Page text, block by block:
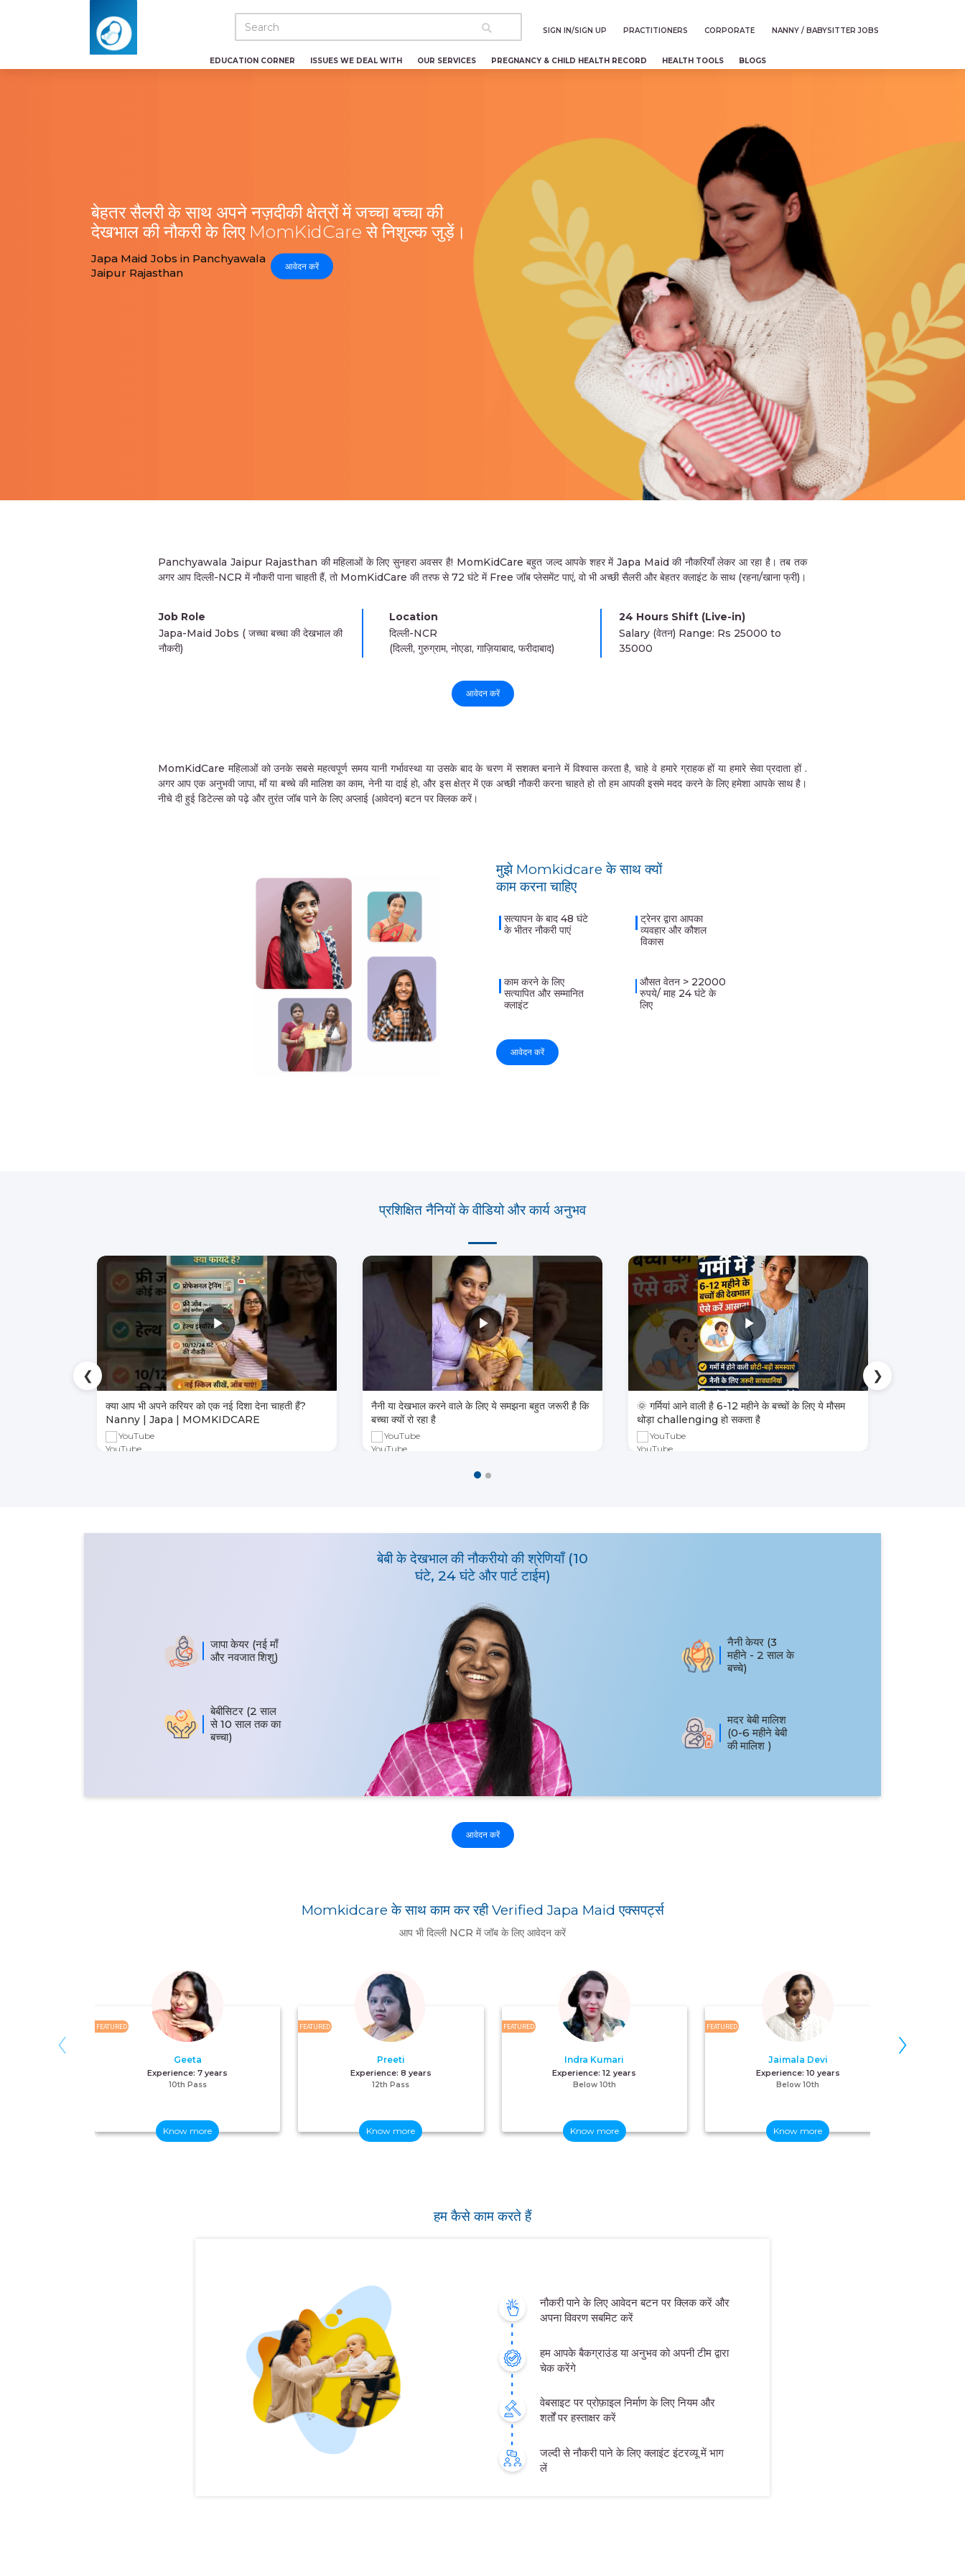
SIGN IN/SIGN UP PRACTITIONERS CORPORATE NANNY / BABYSITTER JOBS
EDUCATION CORNER ISSUES WE DEAL WITH OUR SERVICES PREGNANCY & CHILD HEALTH RECORD HEALTH TOOLS BLOGS
बेहतर सैलरी के साथ अपने नज़दीकी क्षेत्रों में जच्चा बच्चा की
देखभाल की नौकरी के लिए MomKidCare से निशुल्क जुड़ें।
Japa Maid Jobs in Panchyawala
Jaipur Rajasthan
आवेदन करें
Panchyawala Jaipur Rajasthan की महिलाओं के लिए सुनहरा अवसर है! MomKidCare बहुत जल्द आपके शहर में Japa Maid की नौकरियाँ लेकर आ रहा है। तब तक
अगर आप दिल्ली-NCR में नौकरी पाना चाहती हैं, तो MomKidCare की तरफ से 72 घंटे में Free जॉब प्लेसमेंट पाएं, वो भी अच्छी सैलरी और बेहतर क्लाइंट के साथ (रहना/खाना फ्री)।
Job Role
Japa-Maid Jobs ( जच्चा बच्चा की देखभाल की
नौकरी)
Location
दिल्ली-NCR
(दिल्ली, गुरुग्राम, नोएडा, गाज़ियाबाद, फरीदाबाद)
24 Hours Shift (Live-in)
Salary (वेतन) Range: Rs 25000 to
35000
आवेदन करें
MomKidCare महिलाओं को उनके सबसे महत्वपूर्ण समय यानी गर्भावस्था या उसके बाद के चरण में सशक्त बनाने में विश्वास करता है, चाहे वे हमारे ग्राहक हों या हमारे सेवा प्रदाता हों .
अगर आप एक अनुभवी जापा, माँ या बच्चे की मालिश का काम, नेनी या दाई हो, और इस क्षेत्र में एक अच्छी नौकरी करना चाहते हो तो हम आपकी इसमे मदद करने के लिए हमेशा आपके साथ है।
नीचे दी हुई डिटेल्स को पढ़े और तुरंत जॉब पाने के लिए अप्लाई (आवेदन) बटन पर क्लिक करें।
मुझे Momkidcare के साथ क्यों
काम करना चाहिए
सत्यापन के बाद 48 घंटे
के भीतर नौकरी पाएं
ट्रेनर द्वारा आपका
व्यवहार और कौशल
विकास
काम करने के लिए
सत्यापित और सम्मानित
क्लाइंट
औसत वेतन > 22000
रुपये/ माह 24 घंटे के
लिए
आवेदन करें
प्रशिक्षित नैनियों के वीडियो और कार्य अनुभव
क्या आप भी अपने करियर को एक नई दिशा देना चाहती हैं?
Nanny | Japa | MOMKIDCARE
YouTube
नैनी या देखभाल करने वाले के लिए ये समझना बहुत जरूरी है कि
बच्चा क्यों रो रहा है
YouTube
🌞 गर्मियां आने वाली है 6-12 महीने के बच्चों के लिए ये मौसम
थोड़ा challenging हो सकता है
YouTube
❮ ❯
बेबी के देखभाल की नौकरीयो की श्रेणियाँ (10
घंटे, 24 घंटे और पार्ट टाईम)
जापा केयर (नई माँ
और नवजात शिशु)
बेबीसिटर (2 साल
से 10 साल तक का
बच्चा)
नैनी केयर (3
महीने - 2 साल के
बच्चे)
मदर बेबी मालिश
(0-6 महीने बेबी
की मालिश )
आवेदन करें
Momkidcare के साथ काम कर रही Verified Japa Maid एक्सपर्ट्स
आप भी दिल्ली NCR में जॉब के लिए आवेदन करें
FEATURED
Geeta
Experience:7 years
10th Pass
Know more
FEATURED
Preeti
Experience: 8 years
12th Pass
Know more
FEATURED
Indra Kumari
Experience:12 years
Below 10th
Know more
FEATURED
Jaimala Devi
Experience: 10 years
Below 10th
Know more
‹ ›
हम कैसे काम करते हैं
नौकरी पाने के लिए आवेदन बटन पर क्लिक करें और
अपना विवरण सबमिट करें
हम आपके बैकग्राउंड या अनुभव को अपनी टीम द्वारा
चेक करेंगे
वेबसाइट पर प्रोफ़ाइल निर्माण के लिए नियम और
शर्तों पर हस्ताक्षर करें
जल्दी से नौकरी पाने के लिए क्लाइंट इंटरव्यू में भाग
लें